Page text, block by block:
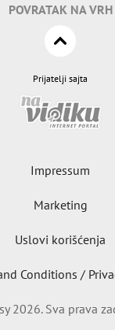
POVRATAK NA VRH
Prijatelji sajta
Impressum
Marketing
Uslovi korišćenja
Conditions /
2026. Sva prava